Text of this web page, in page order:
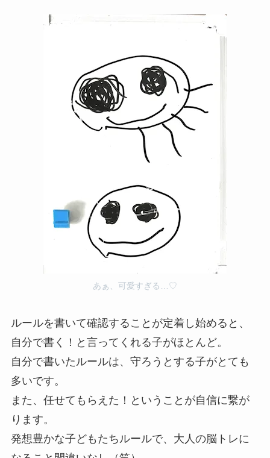
あぁ、可愛すぎる…♡
ルールを書いて確認することが定着し始めると、
自分で書く！と言ってくれる子がほとんど。
自分で書いたルールは、守ろうとする子がとても
多いです。
また、任せてもらえた！ということが自信に繋が
ります。
発想豊かな子どもたちルールで、大人の脳トレに